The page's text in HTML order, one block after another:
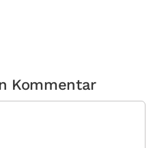
Kommentar